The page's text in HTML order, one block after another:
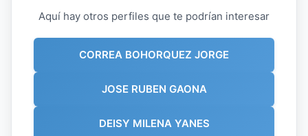
Aquí hay otros perfiles que te podrían interesar
CORREA BOHORQUEZ JORGE
JOSE RUBEN GAONA
DEISY MILENA YANES